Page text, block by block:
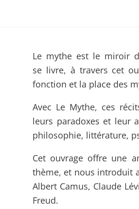
Le mythe est le miroir
se livre, à travers cet
fonction et la place des
Avec Le Mythe, ces
leurs paradoxes et leur
philosophie, littérature,
Cet ouvrage offre une
thème, et nous introduit
Albert Camus, Claude
Freud.